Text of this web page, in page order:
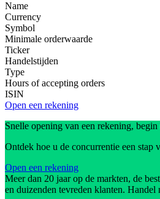
Name
Currency
Symbol
Minimale orderwaarde
Ticker
Handelstijden
Type
Hours of accepting orders
ISIN
Open een rekening
Snelle opening van een rekening, begin
Ontdek hoe u de concurrentie een stap
Open een rekening
Meer dan 20 jaar op de markten, de
en duizenden tevreden klanten. Handel